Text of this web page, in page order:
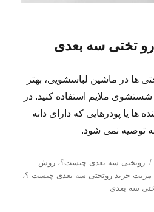
تختی سه بعدی
ها در ماشین لباسشویی، بهتر
30 درجه و شستشوی ملایم استفاده کنید. در
ها یا پودرهایی که دارای دانه
توصیه نمی شود.
برچسب‌ها
روتختی سه بعدی چیست؟،روش
مزیت خرید روتختی سه بعدی چیست ؟،
سه بعدی